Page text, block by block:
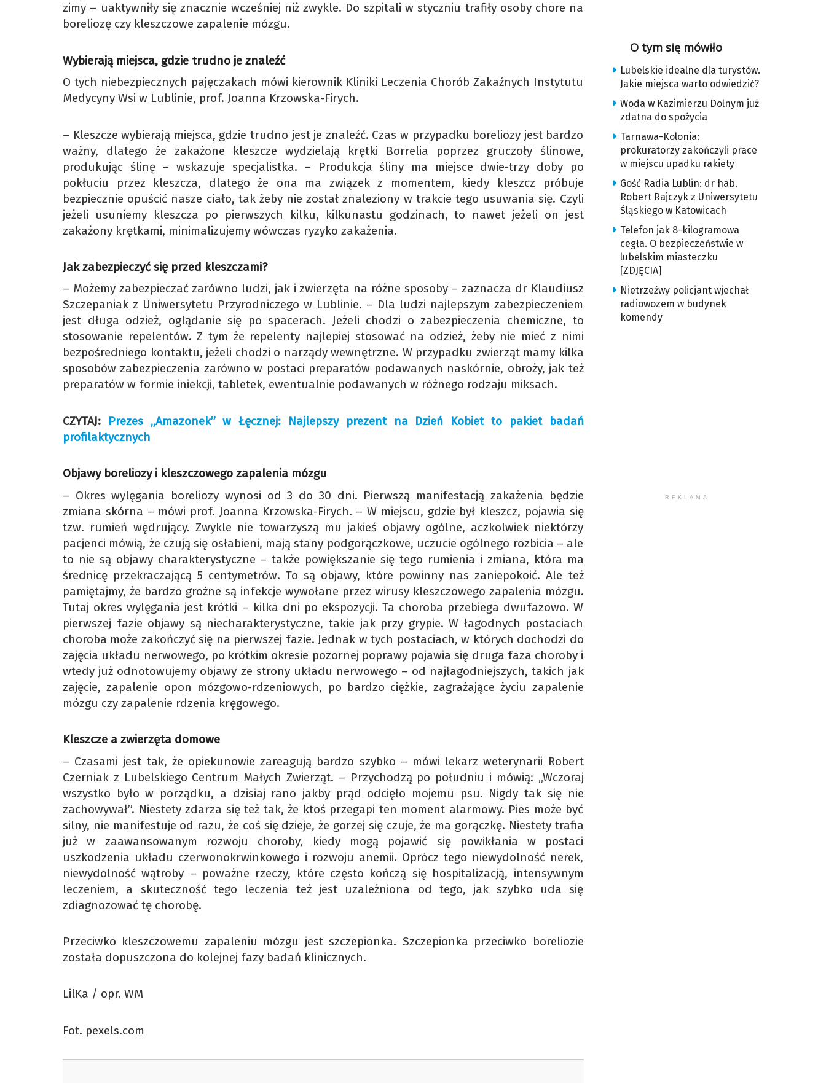
zimy – uaktywniły się znacznie wcześniej niż zwykle. Do szpitali w styczniu trafiły osoby chore na
boreliozę czy kleszczowe zapalenie mózgu.
Wybierają miejsca, gdzie trudno je znaleźć
O tych niebezpiecznych pajęczakach mówi kierownik Kliniki Leczenia Chorób Zakaźnych Instytutu
Medycyny Wsi w Lublinie, prof. Joanna Krzowska-Firych.
– Kleszcze wybierają miejsca, gdzie trudno jest je znaleźć. Czas w przypadku boreliozy jest bardzo
ważny, dlatego że zakażone kleszcze wydzielają krętki Borrelia poprzez gruczoły ślinowe,
produkując ślinę – wskazuje specjalistka. – Produkcja śliny ma miejsce dwie-trzy doby po
pokłuciu przez kleszcza, dlatego że ona ma związek z momentem, kiedy kleszcz próbuje
bezpiecznie opuścić nasze ciało, tak żeby nie został znaleziony w trakcie tego usuwania się. Czyli
jeżeli usuniemy kleszcza po pierwszych kilku, kilkunastu godzinach, to nawet jeżeli on jest
zakażony krętkami, minimalizujemy wówczas ryzyko zakażenia.
Jak zabezpieczyć się przed kleszczami?
– Możemy zabezpieczać zarówno ludzi, jak i zwierzęta na różne sposoby – zaznacza dr Klaudiusz
Szczepaniak z Uniwersytetu Przyrodniczego w Lublinie. – Dla ludzi najlepszym zabezpieczeniem
jest długa odzież, oglądanie się po spacerach. Jeżeli chodzi o zabezpieczenia chemiczne, to
stosowanie repelentów. Z tym że repelenty najlepiej stosować na odzież, żeby nie mieć z nimi
bezpośredniego kontaktu, jeżeli chodzi o narządy wewnętrzne. W przypadku zwierząt mamy kilka
sposobów zabezpieczenia zarówno w postaci preparatów podawanych naskórnie, obroży, jak też
preparatów w formie iniekcji, tabletek, ewentualnie podawanych w różnego rodzaju miksach.
CZYTAJ: Prezes „Amazonek” w Łęcznej: Najlepszy prezent na Dzień Kobiet to pakiet badań
profilaktycznych
Objawy boreliozy i kleszczowego zapalenia mózgu
– Okres wylęgania boreliozy wynosi od 3 do 30 dni. Pierwszą manifestacją zakażenia będzie
zmiana skórna – mówi prof. Joanna Krzowska-Firych. – W miejscu, gdzie był kleszcz, pojawia się
tzw. rumień wędrujący. Zwykle nie towarzyszą mu jakieś objawy ogólne, aczkolwiek niektórzy
pacjenci mówią, że czują się osłabieni, mają stany podgorączkowe, uczucie ogólnego rozbicia – ale
to nie są objawy charakterystyczne – także powiększanie się tego rumienia i zmiana, która ma
średnicę przekraczającą 5 centymetrów. To są objawy, które powinny nas zaniepokoić. Ale też
pamiętajmy, że bardzo groźne są infekcje wywołane przez wirusy kleszczowego zapalenia mózgu.
Tutaj okres wylęgania jest krótki – kilka dni po ekspozycji. Ta choroba przebiega dwufazowo. W
pierwszej fazie objawy są niecharakterystyczne, takie jak przy grypie. W łagodnych postaciach
choroba może zakończyć się na pierwszej fazie. Jednak w tych postaciach, w których dochodzi do
zajęcia układu nerwowego, po krótkim okresie pozornej poprawy pojawia się druga faza choroby i
wtedy już odnotowujemy objawy ze strony układu nerwowego – od najłagodniejszych, takich jak
zajęcie, zapalenie opon mózgowo-rdzeniowych, po bardzo ciężkie, zagrażające życiu zapalenie
mózgu czy zapalenie rdzenia kręgowego.
Kleszcze a zwierzęta domowe
– Czasami jest tak, że opiekunowie zareagują bardzo szybko – mówi lekarz weterynarii Robert
Czerniak z Lubelskiego Centrum Małych Zwierząt. – Przychodzą po południu i mówią: „Wczoraj
wszystko było w porządku, a dzisiaj rano jakby prąd odcięło mojemu psu. Nigdy tak się nie
zachowywał”. Niestety zdarza się też tak, że ktoś przegapi ten moment alarmowy. Pies może być
silny, nie manifestuje od razu, że coś się dzieje, że gorzej się czuje, że ma gorączkę. Niestety trafia
już w zaawansowanym rozwoju choroby, kiedy mogą pojawić się powikłania w postaci
uszkodzenia układu czerwonokrwinkowego i rozwoju anemii. Oprócz tego niewydolność nerek,
niewydolność wątroby – poważne rzeczy, które często kończą się hospitalizacją, intensywnym
leczeniem, a skuteczność tego leczenia też jest uzależniona od tego, jak szybko uda się
zdiagnozować tę chorobę.
Przeciwko kleszczowemu zapaleniu mózgu jest szczepionka. Szczepionka przeciwko boreliozie
została dopuszczona do kolejnej fazy badań klinicznych.
LilKa / opr. WM
Fot. pexels.com
O tym się mówiło
Lubelskie idealne dla turystów.
Jakie miejsca warto odwiedzić?
Woda w Kazimierzu Dolnym już
zdatna do spożycia
Tarnawa-Kolonia:
prokuratorzy zakończyli prace
w miejscu upadku rakiety
Gość Radia Lublin: dr hab.
Robert Rajczyk z Uniwersytetu
Śląskiego w Katowicach
Telefon jak 8-kilogramowa
cegła. O bezpieczeństwie w
lubelskim miasteczku
[ZDJĘCIA]
Nietrzeźwy policjant wjechał
radiowozem w budynek
komendy
REKLAMA